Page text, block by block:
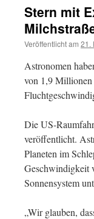
Stern mit
Veröffentlicht am 21.
Astronomen
von 1,9 Millionen
Die US-
veröffentlicht.
Planeten im
Geschwindigkeit
Sonnensystem
„Wir glauben,